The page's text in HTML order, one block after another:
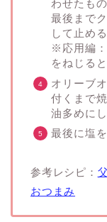
わせたも
最後まで
して止める
※応用編
をねじる
オリーブ
付くまで焼
油多めに
最後に塩
参考レシピ：
おつまみ